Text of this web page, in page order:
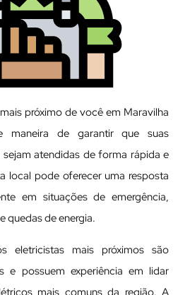
próximo de você em Maravilha
maneira de garantir que suas
sejam atendidas de forma rápida e
local pode oferecer uma resposta
em situações de emergência,
quedas de energia.
eletricistas mais próximos são
e possuem experiência em lidar
mais comuns da região. A